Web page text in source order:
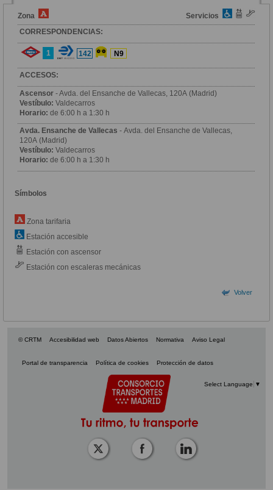
Zona
Servicios
CORRESPONDENCIAS:
1 142 N9
ACCESOS:
Ascensor - Avda. del Ensanche de Vallecas, 120A (Madrid)
Vestíbulo: Valdecarros
Horario: de 6:00 h a 1:30 h
Avda. Ensanche de Vallecas - Avda. del Ensanche de Vallecas,
120A (Madrid)
Vestíbulo: Valdecarros
Horario: de 6:00 h a 1:30 h
Símbolos
Zona tarifaria
Estación accesible
Estación con ascensor
Estación con escaleras mecánicas
Volver
© CRTM Accesibilidad web Datos Abiertos Normativa Aviso Legal
Portal de transparencia Política de cookies Protección de datos
Select Language ▼